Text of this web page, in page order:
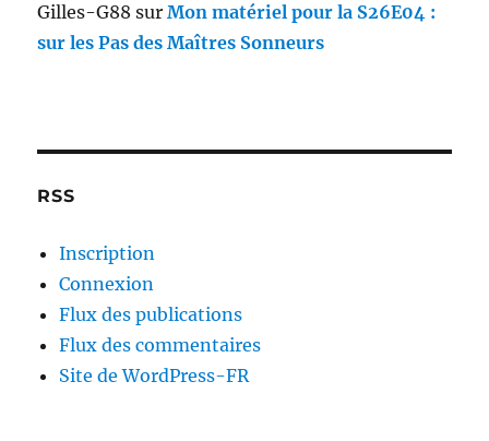
Gilles-G88 surMon matériel pour la S26E04 :
sur les Pas des Maîtres Sonneurs
RSS
Inscription
Connexion
Flux des publications
Flux des commentaires
Site de WordPress-FR